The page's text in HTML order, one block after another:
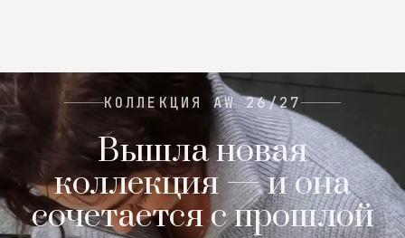
КОЛЛЕКЦИЯ AW 26/27
Вышла новая
коллекция — и она
сочетается с прошлой